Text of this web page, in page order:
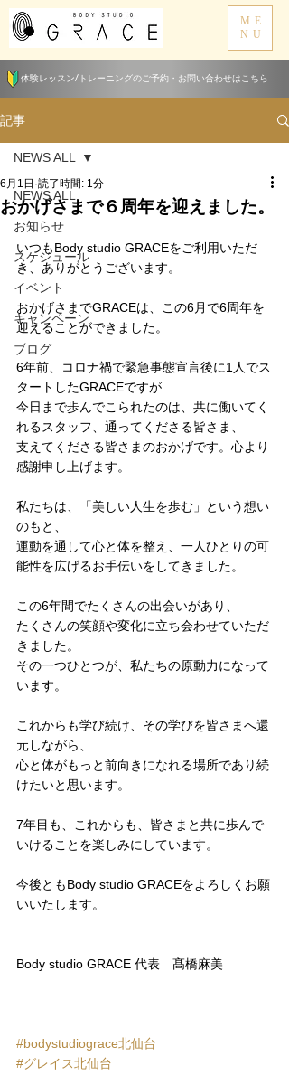
ME
NU
体験レッスン/トレーニングのご予約・お問い合わせはこちら
記事
NEWS ALL
お知らせ
スケジュール
イベント
キャンペーン
ブログ
NEWS ALL
おかげさまで６周年を迎えました。
6月1日 読了時間: 1分
いつもBody studio GRACEをご利用いただ
き、ありがとうございます。
おかげさまでGRACEは、この6月で6周年を
迎えることができました。
6年前、コロナ禍で緊急事態宣言後に1人でス
タートしたGRACEですが
今日まで歩んでこられたのは、共に働いてく
れるスタッフ、通ってくださる皆さま、
支えてくださる皆さまのおかげです。心より
感謝申し上げます。
私たちは、「美しい人生を歩む」という想い
のもと、
運動を通して心と体を整え、一人ひとりの可
能性を広げるお手伝いをしてきました。
この6年間でたくさんの出会いがあり、
たくさんの笑顔や変化に立ち会わせていただ
きました。
その一つひとつが、私たちの原動力になって
います。
これからも学び続け、その学びを皆さまへ還
元しながら、
心と体がもっと前向きになれる場所であり続
けたいと思います。
7年目も、これからも、皆さまと共に歩んで
いけることを楽しみにしています。
今後ともBody studio GRACEをよろしくお願
いいたします。
Body studio GRACE 代表　髙橋麻美
#bodystudiograce北仙台
#グレイス北仙台